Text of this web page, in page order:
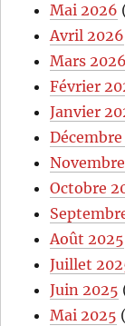
Mai 2026
Avril 2026
Mars 2026
Février
Janvier
Octobre
Août 2025
Juillet
Juin 2025
Mai 2025